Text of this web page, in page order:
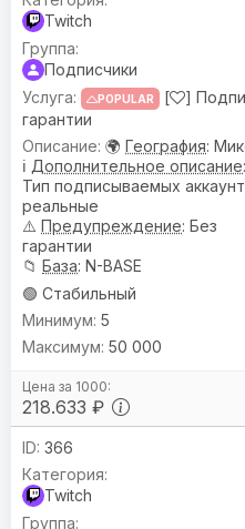
Twitch
Подписчики
POPULAR [ ]
гарантии
🌍 География:
ℹ️ Дополнительное описание:
Тип подписываемых
реальные
⚠️ Предупреждениe: Без
гарантии
📁 База: N-BASE
🟢 Стабильный
218.633 ₽
5
50 000
366
Twitch